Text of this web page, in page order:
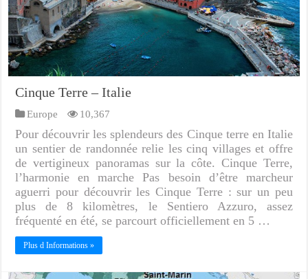
Cinque Terre – Italie
Europe 10,367
Pour découvrir les splendeurs des Cinque terre en Italie
un sentier de randonnée relie les cinq villages et offre
de vertigineux panoramas sur la côte. Cinque Terre,
l’harmonie en marche Pas besoin d’être marcheur
aguerri pour découvrir les Cinque Terre : sur un peu
plus de 8 kilomètres, le Sentiero Azzuro, assez
fréquenté en été, se parcourt officiellement en 5 …
Plus d Informations »